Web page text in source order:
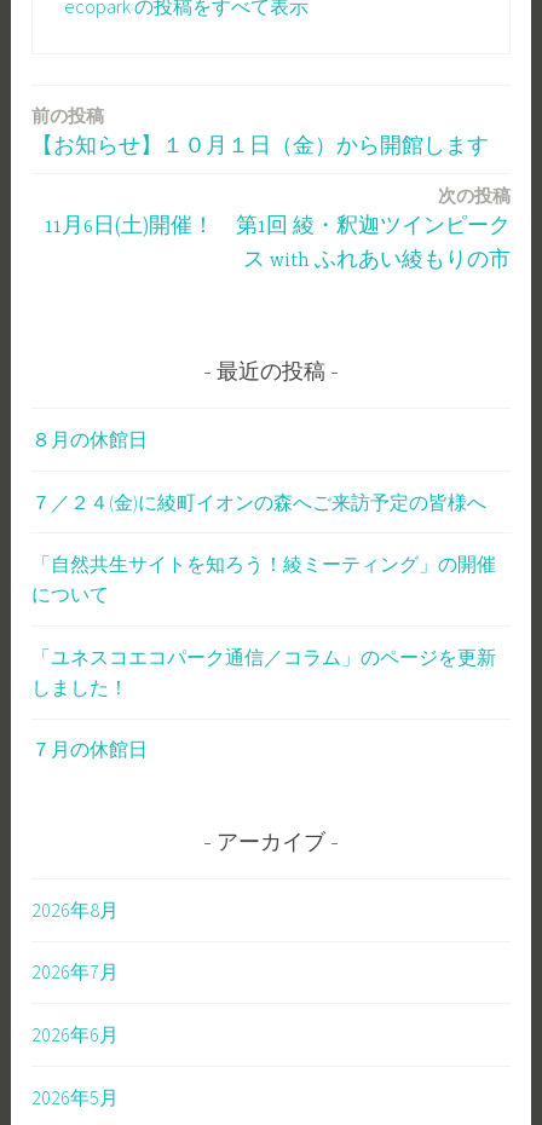
ecopark の投稿をすべて表示
投
稿
ョ
前の投稿
【お知らせ】１０月１日（金）から開館します
次の投稿
11月6日(土)開催！ 第1回 綾・釈迦ツインピーク
ス with ふれあい綾もりの市
最近の投稿
８月の休館日
７／２４(金)に綾町イオンの森へご来訪予定の皆様へ
「自然共生サイトを知ろう！綾ミーティング」の開催
について
「ユネスコエコパーク通信／コラム」のページを更新
しました！
７月の休館日
アーカイブ
2026年8月
2026年7月
2026年6月
2026年5月